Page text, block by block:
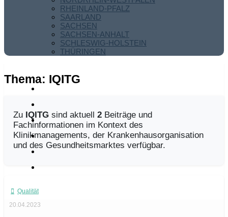
RHEINLAND-PFALZ
SAARLAND
SACHSEN
SACHSEN-ANHALT
SCHLESWIG-HOLSTEIN
THÜRINGEN
Thema: IQITG
Zu IQITG sind aktuell 2 Beiträge und
Fachinformationen im Kontext des
Klinikmanagements, der Krankenhausorganisation
und des Gesundheitsmarktes verfügbar.
Qualität
20.04.2023